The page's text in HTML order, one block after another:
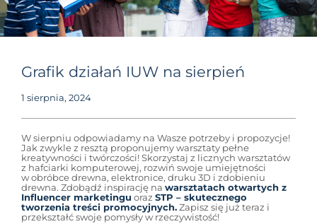
Grafik działań IUW na sierpień
1 sierpnia, 2024
W sierpniu odpowiadamy na Wasze potrzeby i propozycje!
Jak zwykle z resztą proponujemy warsztaty pełne
kreatywności i twórczości! Skorzystaj z licznych warsztatów
z hafciarki komputerowej, rozwiń swoje umiejętności
w obróbce drewna, elektronice, druku 3D i zdobieniu
drewna. Zdobądź inspirację na warsztatach otwartych z
Influencer marketingu oraz STP – skutecznego
tworzenia treści promocyjnych. Zapisz się już teraz i
przekształć swoje pomysły w rzeczywistość!